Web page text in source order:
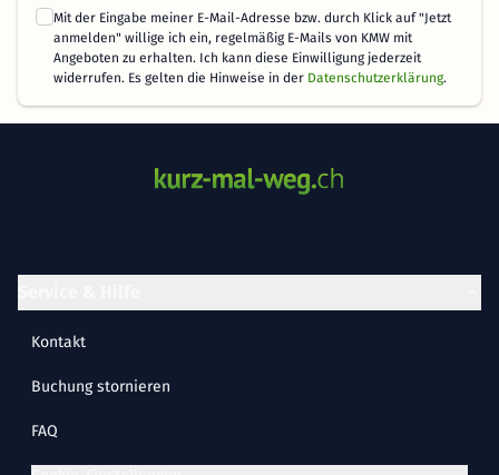
Mit der Eingabe meiner E-Mail-Adresse bzw. durch Klick auf "Jetzt
anmelden" willige ich ein, regelmäßig E-Mails von KMW mit
Angeboten zu erhalten. Ich kann diese Einwilligung jederzeit
widerrufen. Es gelten die Hinweise in der Datenschutzerklärung.
Kontakt
Buchung stornieren
FAQ